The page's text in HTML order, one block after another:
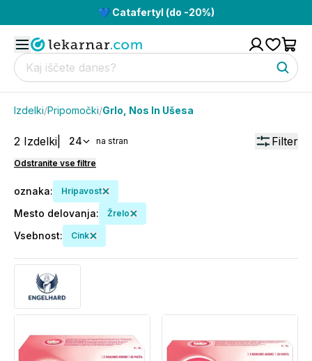
💙 Catafertyl (do -20%)
Izdelki/Pripomočki/Grlo, Nos In Ušesa
2 Izdelki 24 na stran Filter
Odstranite vse filtre
oznaka: Hripavost
Mesto delovanja: Žrelo
Vsebnost: Cink